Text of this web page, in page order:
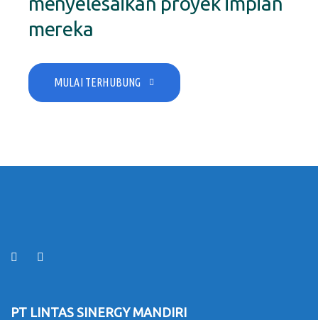
mereka
MULAI TERHUBUNG
PT LINTAS SINERGY MANDIRI